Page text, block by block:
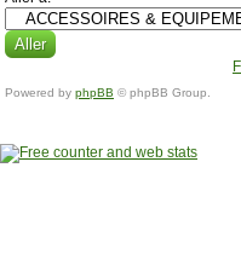
Powered by phpBB © phpBB Group.